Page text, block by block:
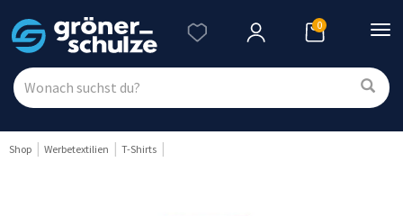
0
Shop Werbetextilien T-Shirts